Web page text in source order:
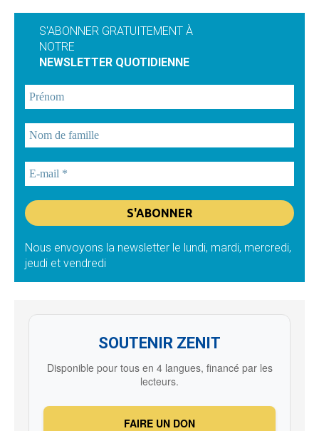
S'ABONNER GRATUITEMENT À
NOTRE
NEWSLETTER QUOTIDIENNE
Nous envoyons la newsletter le lundi, mardi, mercredi,
jeudi et vendredi
SOUTENIR ZENIT
Disponible pour tous en 4 langues, financé par les
lecteurs.
FAIRE UN DON